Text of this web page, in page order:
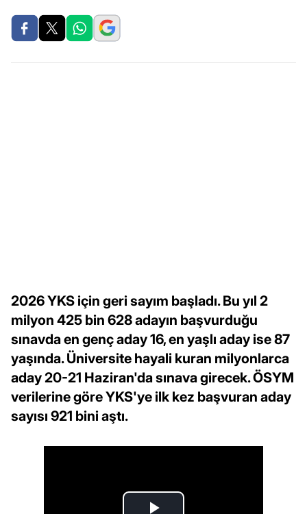
2026 YKS için geri sayım başladı. Bu yıl 2
milyon 425 bin 628 adayın başvurduğu
sınavda en genç aday 16, en yaşlı aday ise 87
yaşında. Üniversite hayali kuran milyonlarca
aday 20-21 Haziran'da sınava girecek. ÖSYM
verilerine göre YKS'ye ilk kez başvuran aday
sayısı 921 bini aştı.